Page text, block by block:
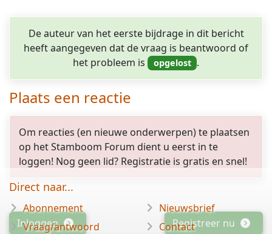
De auteur van het eerste bijdrage in dit bericht
heeft aangegeven dat de vraag is beantwoord of
het probleem is
.
Plaats een reactie
Om reacties (en nieuwe onderwerpen) te plaatsen
op het Stamboom Forum dient u eerst in te
loggen! Nog geen lid? Registratie is gratis en snel!
Inloggen Registreer nu
Direct naar...
Abonnement
Vraag/antwoord
Nieuwsbrief
Contact